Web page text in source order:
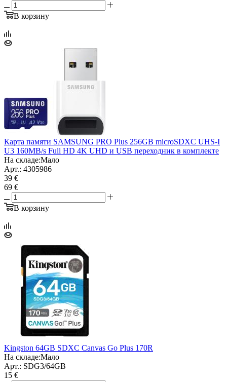
В корзину
Карта памяти SAMSUNG PRO Plus 256GB microSDXC UHS-I
U3 160MB/s Full HD 4K UHD и USB переходник в комплекте
На складе:Мало
Арт.: 4305986
39 €
69 €
В корзину
Kingston 64GB SDXC Canvas Go Plus 170R
На складе:Мало
Арт.: SDG3/64GB
15 €